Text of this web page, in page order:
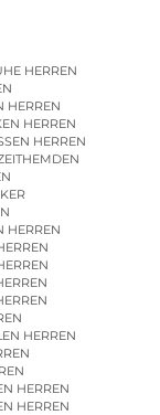
HERREN
HERREN
HERREN
HERREN
HERREN
HERREN
HERREN
HERREN